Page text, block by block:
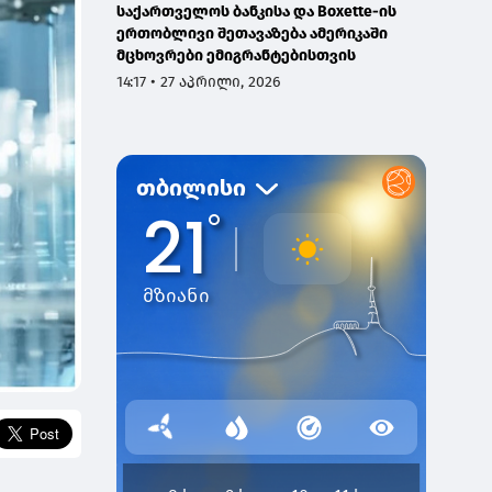
საქართველოს ბანკისა და Boxette-ის
ერთობლივი შეთავაზება ამერიკაში
მცხოვრები ემიგრანტებისთვის
14:17 • 27 აპრილი, 2026